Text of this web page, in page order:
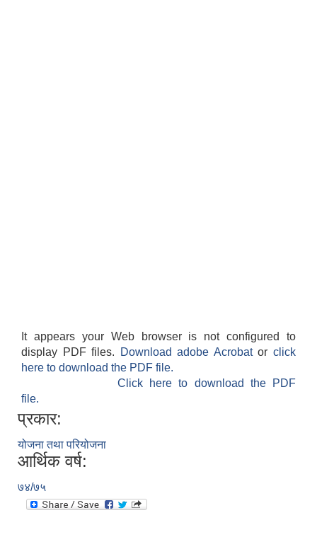
It appears your Web browser is not configured to
display PDF files.
Download adobe Acrobatorclick
here to download the PDF file.
Click here to download the PDF
file.
प्रकार:
योजना तथा परियोजना
आर्थिक वर्ष:
७४/७५